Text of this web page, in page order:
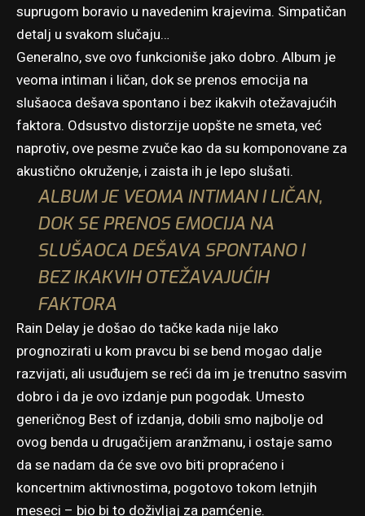
suprugom boravio u navedenim krajevima. Simpatičan
detalj u svakom slučaju…
Generalno, sve ovo funkcioniše jako dobro. Album je
veoma intiman i ličan, dok se prenos emocija na
slušaoca dešava spontano i bez ikakvih otežavajućih
faktora. Odsustvo distorzije uopšte ne smeta, već
naprotiv, ove pesme zvuče kao da su komponovane za
akustično okruženje, i zaista ih je lepo slušati.
ALBUM JE VEOMA INTIMAN I LIČAN,
DOK SE PRENOS EMOCIJA NA
SLUŠAOCA DEŠAVA SPONTANO I
BEZ IKAKVIH OTEŽAVAJUĆIH
FAKTORA
Rain Delay je došao do tačke kada nije lako
prognozirati u kom pravcu bi se bend mogao dalje
razvijati, ali usuđujem se reći da im je trenutno sasvim
dobro i da je ovo izdanje pun pogodak. Umesto
generičnog Best of izdanja, dobili smo najbolje od
ovog benda u drugačijem aranžmanu, i ostaje samo
da se nadam da će sve ovo biti propraćeno i
koncertnim aktivnostima, pogotovo tokom letnjih
meseci – bio bi to doživljaj za pamćenje.